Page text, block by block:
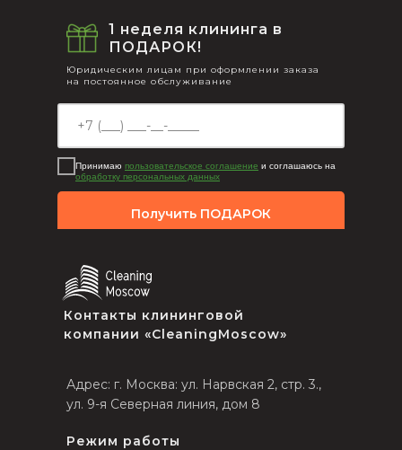
Принимаю пользовательское соглашение и соглашаюсь на
обработку персональных данных
Получить ПОДАРОК
1 неделя клининга в
ПОДАРОК!
Юридическим лицам при оформлении заказа
на постоянное обслуживание
Контакты клининговой
компании «CleaningMoscow»
Адрес: г. Москва: ул. Нарвская 2, стр. 3.,
ул. 9-я Северная линия, дом 8
Режим работы